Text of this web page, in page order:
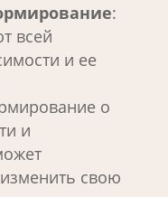
:
всей
и ее
о
и
свою